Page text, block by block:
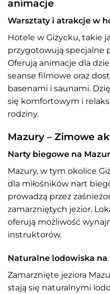
animacje
Warsztaty i atrakcje w
Hotele w Giżycku, takie
przygotowują specjalne
Oferują animacje dla
seanse filmowe oraz
basenami i saunami.
się komfortowym i
rodziny.
Mazury – Zimowe
Narty biegowe na
Mazury, w tym okolice
dla miłośników nart
prowadzą przez
zamarzniętych jezior.
oferują możliwość
instruktorów.
Naturalne lodowiska na
Zamarznięte jeziora
stają się naturalnymi